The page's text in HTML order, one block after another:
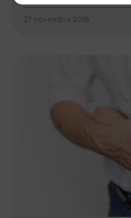
27 novembre 2018